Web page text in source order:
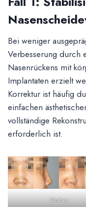
Bei weniger
Verbesserung durch
Nasenrückens mit
Implantaten erzielt
Korrektur ist häufig
einfachen
vollständige
erforderlich ist.
Vorher